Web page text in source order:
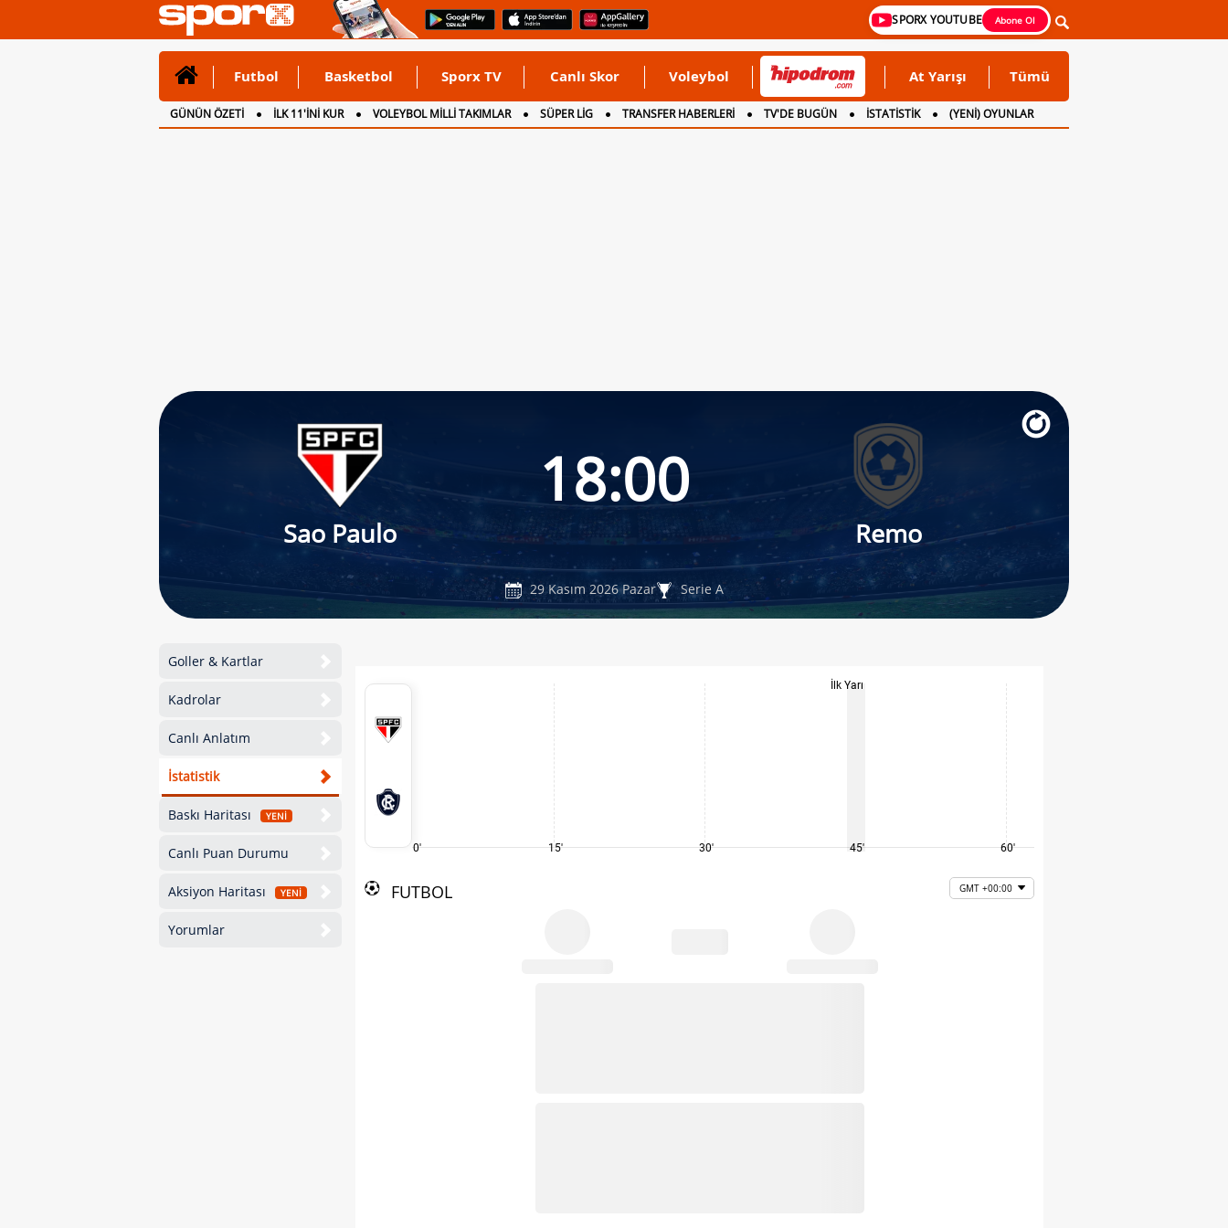
SPORX YOUTUBE Abone Ol
Futbol Basketbol Sporx TV Canlı Skor Voleybol At Yarışı Tümü
GÜNÜN ÖZETİ İLK 11'İNİ KUR VOLEYBOL MİLLİ TAKIMLAR SÜPER LİG TRANSFER HABERLERİ TV'DE BUGÜN İSTATİSTİK
(YENİ) OYUNLAR
CANLI ANLATIM
İNGİLTERE
Sao Paulo
18:00
Remo
29 Kasım 2026 Pazar Serie A
Goller & Kartlar
Kadrolar
Canlı Anlatım
İstatistik
Baskı Haritası YENİ
Canlı Puan Durumu
Aksiyon Haritası YENİ
Yorumlar
0' 15' 30'
İlk Yarı
45' 60'
FUTBOL GMT +00:00